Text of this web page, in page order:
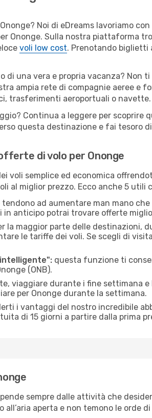
Noi di eDreams lavoriamo
Ononge. Sulla nostra piattaforma
voli low cost. Prenotando biglietti
di una vera e propria vacanza? Non
ampia rete di compagnie aeree
trasferimenti aeroportuali o navette.
Continua a leggere per
questa destinazione e fai
di volo per Ononge
voli semplice ed economica
al miglior prezzo. Ecco anche 5 utili
tendono ad aumentare man mano
anticipo potrai trovare offerte
la maggior parte delle destinazioni,
le tariffe dei voli. Se scegli di
questa funzione ti
(ONB).
viaggiare durante i fine settimana
per Ononge durante la settimana.
i vantaggi del nostro incredibile
di 15 giorni a partire dalla prima
sempre dalle attività che
all’aria aperta e non temono le